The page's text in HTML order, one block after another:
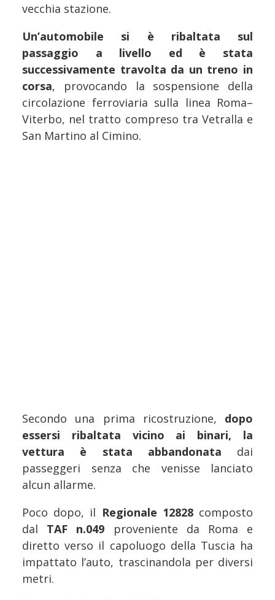
vecchia stazione.
Un’automobile si è ribaltata sul
passaggio a livello ed è stata
successivamente travolta da un treno in
corsa, provocando la sospensione della
circolazione ferroviaria sulla linea Roma–
Viterbo, nel tratto compreso tra Vetralla e
San Martino al Cimino.
Secondo una prima ricostruzione, dopo
essersi ribaltata vicino ai binari, la
vettura è stata abbandonata dai
passeggeri senza che venisse lanciato
alcun allarme.
Poco dopo, il Regionale 12828 composto
dal TAF n.049
proveniente da Roma e
diretto verso il capoluogo della Tuscia ha
impattato l’auto, trascinandola per diversi
metri.